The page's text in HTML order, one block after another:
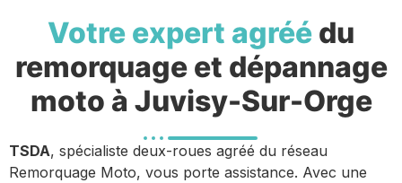
Votre expert agréé du
remorquage et dépannage
moto à Juvisy-Sur-Orge
TSDA, spécialiste deux-roues agréé du réseau
Remorquage Moto, vous porte assistance. Avec une